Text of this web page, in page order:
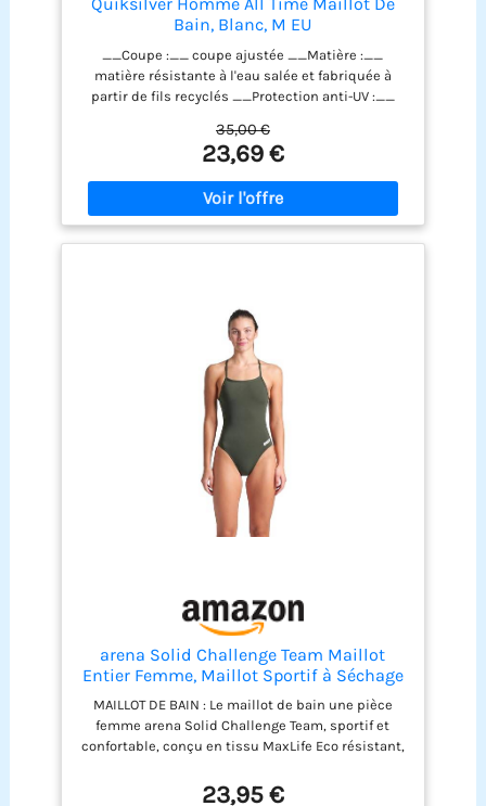
Bain, Blanc, M EU
__Coupe :__ coupe ajustée __Matière :__
matière résistante à l'eau salée et fabriquée à
partir de fils recyclés __Protection anti-UV :__
humidité
35,00 €
23,69 €
arena Solid Challenge Team Maillot
Entier Femme, Maillot Sportif à Séchage
Rapide en Tissu MaxLife Éco Résistant
au Chlore avec Protection UV et
Doublure à l’Avant
MAILLOT DE BAIN : Le maillot de bain une pièce
femme arena Solid Challenge Team, sportif et
confortable, conçu en tissu MaxLife Eco résistant,
piscine TISSU MAXLIFE ÉCO : Conçu pour
23,95 €